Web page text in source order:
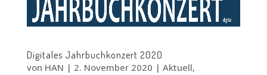
Digitales Jahrbuchkonzert 2020
von HAN | 2. November 2020 | Aktuell,